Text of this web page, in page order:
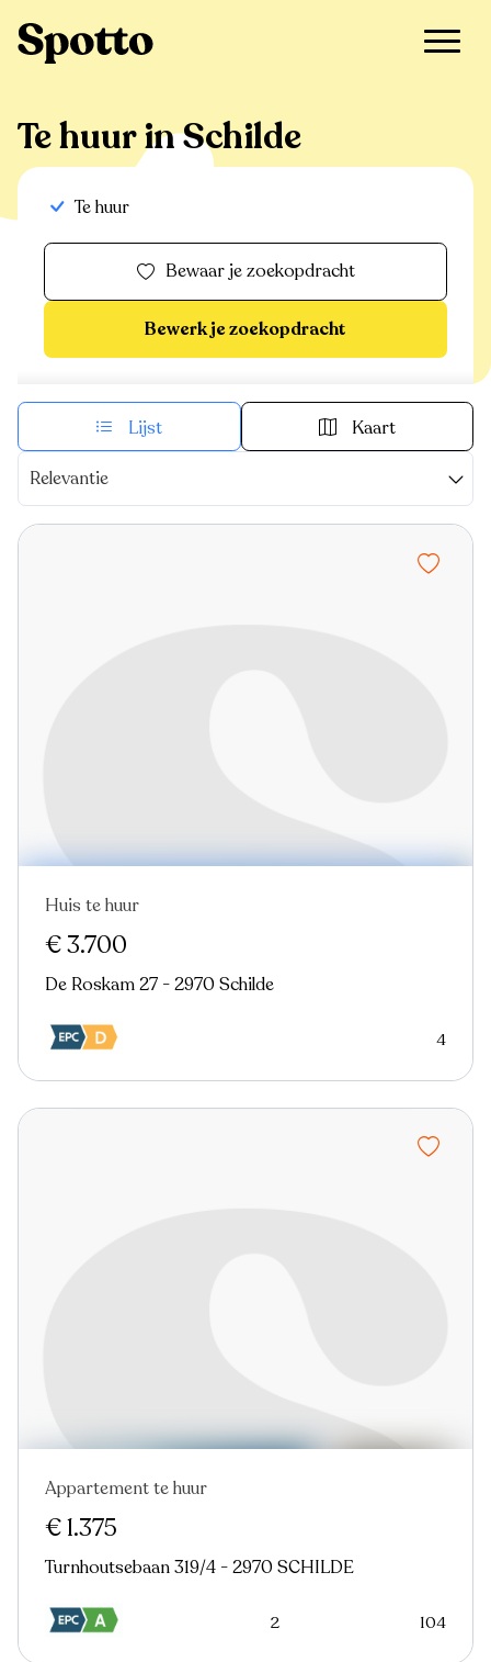
Te huur in Schilde
Te huur
Bewaar je zoekopdracht
Bewerk je zoekopdracht
Lijst Kaart
Relevantie
Nieuw
Huis te huur
€ 3.700
De Roskam 27 - 2970 Schilde
4
Nieuw
Appartement te huur
€ 1.375
Turnhoutsebaan 319/4 - 2970 SCHILDE
2 104